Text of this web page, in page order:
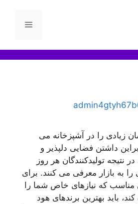
فهرست
زیادی را در آشپزخانه می
داشتن فضایی دلپذیر و
تولیدکنندگان هر روز
را به بازار معرفی می کنند. برای
مناسب که نیازهای خاص شما را
باید بهترین برندهای هود